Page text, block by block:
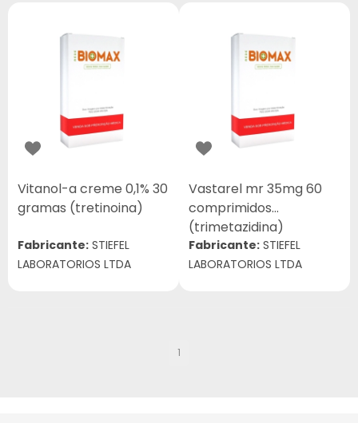
Vitanol-a creme 0,1% 30
gramas (tretinoina)
Fabricante: STIEFEL
LABORATORIOS LTDA
Vastarel mr 35mg 60
comprimidos
(trimetazidina)
Fabricante: STIEFEL
LABORATORIOS LTDA
1